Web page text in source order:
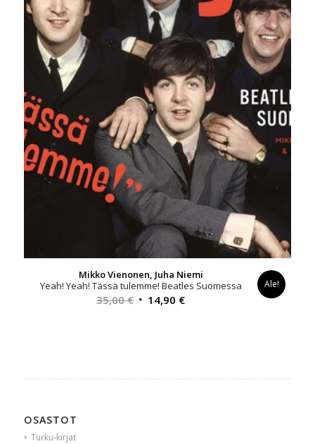
Mikko Vienonen, Juha Niemi
Yeah! Yeah! Tässä tulemme! Beatles Suomessa
35,00€ Alkuperäinen
14,90 €Nykyinen
Ale!
OSASTOT
Turku-kirjat